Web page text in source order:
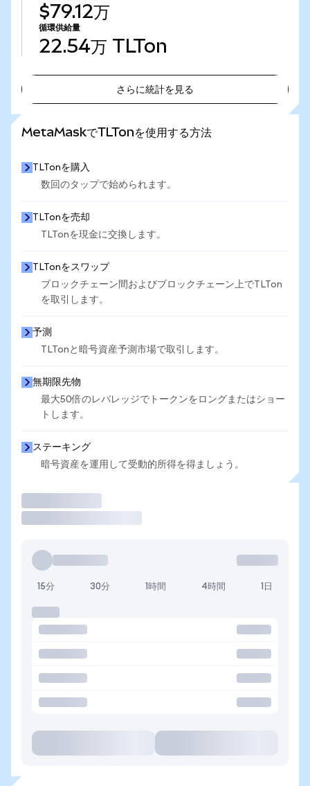
$79.12万
循環供給量
22.54万 TLTon
さらに統計を見る
MetaMaskでTLTonを使用する方法
TLTonを購入
数回のタップで始められます。
TLTonを売却
TLTonを現金に交換します。
TLTonをスワップ
ブロックチェーン間およびブロックチェーン上でTLTon
を取引します。
予測
TLTonと暗号資産予測市場で取引します。
無期限先物
最大50倍のレバレッジでトークンをロングまたはショー
トします。
ステーキング
暗号資産を運用して受動的所得を得ましょう。
15分 30分 1時間 4時間 1日